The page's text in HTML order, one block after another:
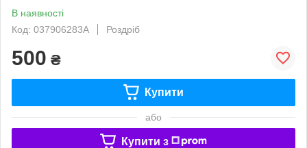
В наявності
Код: 037906283A
Роздріб
500 ₴
Купити
або
Купити з